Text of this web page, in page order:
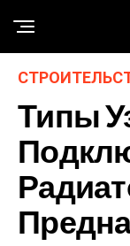
Типы